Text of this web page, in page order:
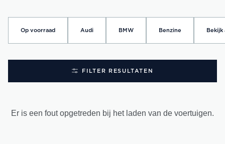
Op voorraad Audi BMW Benzine Bekijk
FILTER RESULTATEN
Er is een fout opgetreden bij het laden van de voertuigen.